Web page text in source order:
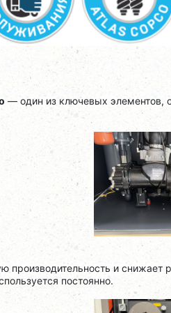
— один из ключевых элементов,
производительность и снижает
постоянно.